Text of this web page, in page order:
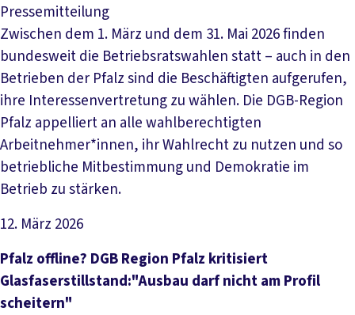
Pressemitteilung
Zwischen dem 1. März und dem 31. Mai 2026 finden
bundesweit die Betriebsratswahlen statt – auch in den
Betrieben der Pfalz sind die Beschäftigten aufgerufen,
ihre Interessenvertretung zu wählen. Die DGB-Region
Pfalz appelliert an alle wahlberechtigten
Arbeitnehmer*innen, ihr Wahlrecht zu nutzen und so
betriebliche Mitbestimmung und Demokratie im
Betrieb zu stärken.
12. März 2026
Artikel lesen
Pfalz offline? DGB Region Pfalz kritisiert
Glasfaserstillstand:"Ausbau darf nicht am Profil
scheitern"